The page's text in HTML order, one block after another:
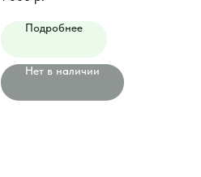
Подробнее
Нет в наличии